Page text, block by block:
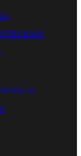
BAJO